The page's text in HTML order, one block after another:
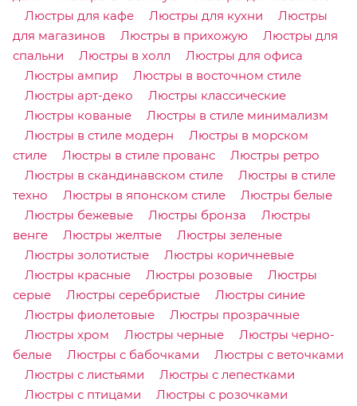
Люстры для кафе
Люстры для кухни
Люстры
для магазинов
Люстры в прихожую
Люстры для
спальни
Люстры в холл
Люстры для офиса
Люстры ампир
Люстры в восточном стиле
Люстры арт-деко
Люстры классические
Люстры кованые
Люстры в стиле минимализм
Люстры в стиле модерн
Люстры в морском
стиле
Люстры в стиле прованс
Люстры ретро
Люстры в скандинавском стиле
Люстры в стиле
техно
Люстры в японском стиле
Люстры белые
Люстры бежевые
Люстры бронза
Люстры
венге
Люстры желтые
Люстры зеленые
Люстры золотистые
Люстры коричневые
Люстры красные
Люстры розовые
Люстры
серые
Люстры серебристые
Люстры синие
Люстры фиолетовые
Люстры прозрачные
Люстры хром
Люстры черные
Люстры черно-
белые
Люстры с бабочками
Люстры с веточками
Люстры с листьями
Люстры с лепестками
Люстры с птицами
Люстры с розочками